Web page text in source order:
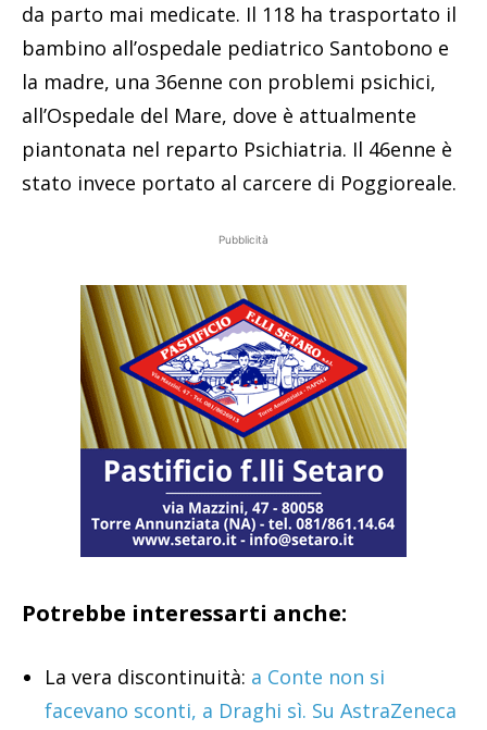
da parto mai medicate. Il 118 ha trasportato il
bambino all’ospedale pediatrico Santobono e
la madre, una 36enne con problemi psichici,
all’Ospedale del Mare, dove è attualmente
piantonata nel reparto Psichiatria. Il 46enne è
stato invece portato al carcere di Poggioreale.
Pubblicità
Potrebbe interessarti anche:
La vera discontinuità: a Conte non si
facevano sconti, a Draghi sì. Su AstraZeneca